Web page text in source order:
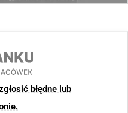
błędne lub